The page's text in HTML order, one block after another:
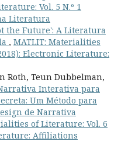
Vol. 5 N.º 1
Literatura
the Future': A Literatura
, MATLIT: Materialities
Electronic Literature:
Roth, Teun Dubbelman,
Interativa para
Um Método para
de Narrativa
of Literature: Vol. 6
Affiliations